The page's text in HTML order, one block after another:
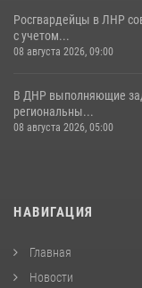
Росгвардейцы в ЛНР
с учетом...
08 августа 2026, 09:00
В ДНР выполняющие
региональны...
08 августа 2026, 05:00
НАВИГАЦИЯ
Главная
Новости